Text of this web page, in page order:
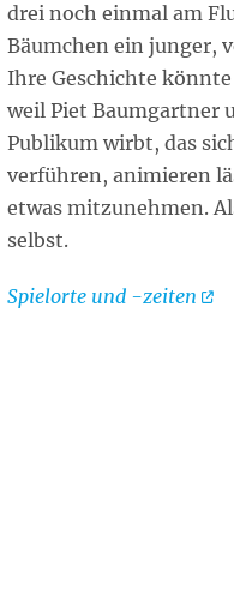
drei noch einmal am
Bäumchen ein junger,
Ihre Geschichte
weil Piet Baumgartner
Publikum wirbt, das
verführen, animieren
etwas mitzunehmen.
selbst.
Spielorte und -zeiten